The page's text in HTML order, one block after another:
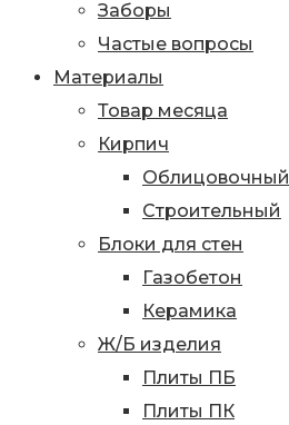
Заборы
Частые вопросы
Материалы
Товар месяца
Кирпич
Облицовочный
Строительный
Блоки для стен
Газобетон
Керамика
Ж/Б изделия
Плиты ПБ
Плиты ПК